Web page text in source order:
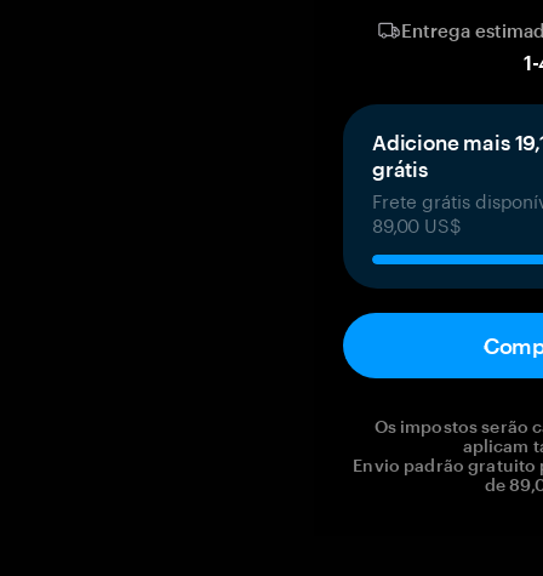
Entrega
1-
Adicione mais
grátis
Frete grátis
89,00 US$
Os impostos serão
aplicam
Envio padrão gratuito
de